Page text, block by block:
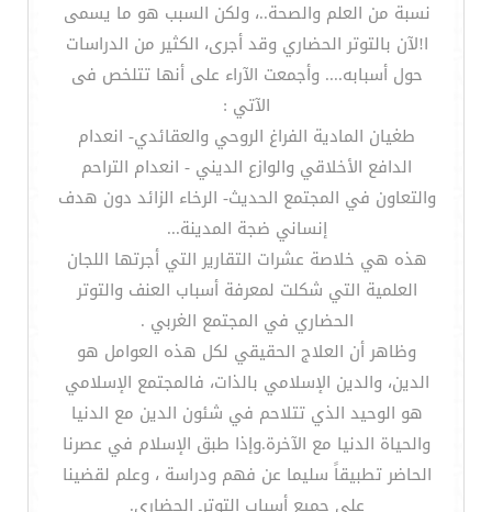
نسبة من العلم والصحة..، ولكن السبب هو ما يسمى
ا!لآن بالتوتر الحضاري وقد أجرى، الكثير من الدراسات
حول أسبابه.... وأجمعت الآراء على أنها تتلخص فى
الآتي :
طغيان المادية الفراغ الروحي والعقائدي- انعدام
الدافع الأخلاقي والوازع الديني - انعدام التراحم
والتعاون في المجتمع الحديث- الرخاء الزائد دون هدف
إنساني ضجة المدينة...
هذه هي خلاصة عشرات التقارير التي أجرتها اللجان
العلمية التي شكلت لمعرفة أسباب العنف والتوتر
الحضاري في المجتمع الغربي .
وظاهر أن العلاج الحقيقي لكل هذه العوامل هو
الدين، والدين الإسلامي بالذات، فالمجتمع الإسلامي
هو الوحيد الذي تتلاحم في شئون الدين مع الدنيا
والحياة الدنيا مع الآخرة.وإذا طبق الإسلام في عصرنا
الحاضر تطبيقاً سليما عن فهم ودراسة ، وعلم لقضينا
على جميع أسباب التوترـ الحضاري.